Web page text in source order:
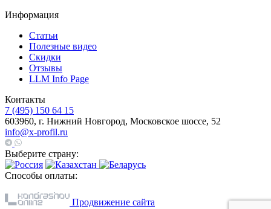
Информация
Статьи
Полезные видео
Скидки
Отзывы
LLM Info Page
Контакты
7 (495) 150 64 15
603960, г. Нижний Новгород, Московское шоссе, 52
info@x-profil.ru
Выберите страну:
Способы оплаты:
Продвижение сайта